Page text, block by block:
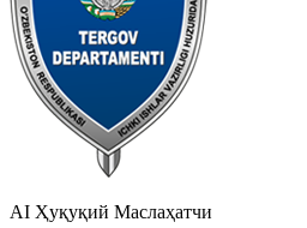
AI Ҳуқуқий Маслаҳатчи